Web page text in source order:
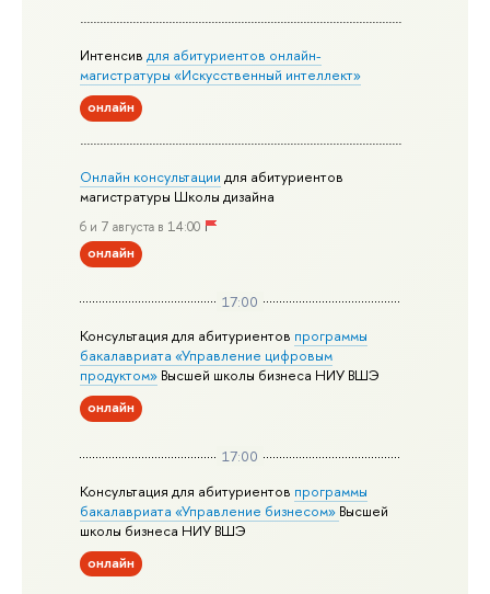
Интенсивдля абитуриентов онлайн-
магистратуры «Искусственный интеллект»
онлайн
Онлайн консультации для абитуриентов
магистратуры Школы дизайна
6 и 7 августа в 14:00
онлайн
17:00
Консультация для абитуриентов программы
бакалавриата «Управление цифровым
продуктом» Высшей школы бизнеса НИУ ВШЭ
онлайн
17:00
Консультация для абитуриентов программы
бакалавриата «Управление бизнесом» Высшей
школы бизнеса НИУ ВШЭ
онлайн